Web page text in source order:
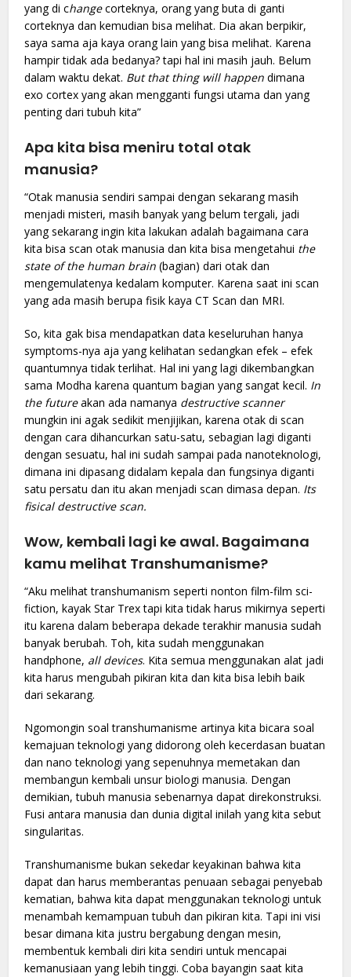
yang di changecorteknya, orang yang buta di ganti
corteknya dan kemudian bisa melihat. Dia akan berpikir,
saya sama aja kaya orang lain yang bisa melihat. Karena
hampir tidak ada bedanya? tapi hal ini masih jauh. Belum
dalam waktu dekat. But that thing will happen dimana
exo cortex yang akan mengganti fungsi utama dan yang
penting dari tubuh kita”
Apa kita bisa meniru total otak
manusia?
“Otak manusia sendiri sampai dengan sekarang masih
menjadi misteri, masih banyak yang belum tergali, jadi
yang sekarang ingin kita lakukan adalah bagaimana cara
kita bisa scan otak manusia dan kita bisa mengetahui the
state of the human brain (bagian) dari otak dan
mengemulatenya kedalam komputer. Karena saat ini scan
yang ada masih berupa fisik kaya CT Scan dan MRI.
So, kita gak bisa mendapatkan data keseluruhan hanya
symptoms-nya aja yang kelihatan sedangkan efek – efek
quantumnya tidak terlihat. Hal ini yang lagi dikembangkan
sama Modha karena quantum bagian yang sangat kecil. In
the futureakan ada namanya destructive scanner
mungkin ini agak sedikit menjijikan, karena otak di scan
dengan cara dihancurkan satu-satu, sebagian lagi diganti
dengan sesuatu, hal ini sudah sampai pada nanoteknologi,
dimana ini dipasang didalam kepala dan fungsinya diganti
satu persatu dan itu akan menjadi scan dimasa depan. Its
fisical destructive scan.
Wow, kembali lagi ke awal. Bagaimana
kamu melihat Transhumanisme?
“Aku melihat transhumanism seperti nonton film-film sci-
fiction, kayak Star Trex tapi kita tidak harus mikirnya seperti
itu karena dalam beberapa dekade terakhir manusia sudah
banyak berubah. Toh, kita sudah menggunakan
handphone, all devices. Kita semua menggunakan alat jadi
kita harus mengubah pikiran kita dan kita bisa lebih baik
dari sekarang.
Ngomongin soal transhumanisme artinya kita bicara soal
kemajuan teknologi yang didorong oleh kecerdasan buatan
dan nano teknologi yang sepenuhnya memetakan dan
membangun kembali unsur biologi manusia. Dengan
demikian, tubuh manusia sebenarnya dapat direkonstruksi.
Fusi antara manusia dan dunia digital inilah yang kita sebut
singularitas.
Transhumanisme bukan sekedar keyakinan bahwa kita
dapat dan harus memberantas penuaan sebagai penyebab
kematian, bahwa kita dapat menggunakan teknologi untuk
menambah kemampuan tubuh dan pikiran kita. Tapi ini visi
besar dimana kita justru bergabung dengan mesin,
membentuk kembali diri kita sendiri untuk mencapai
kemanusiaan yang lebih tinggi. Coba bayangin saat kita